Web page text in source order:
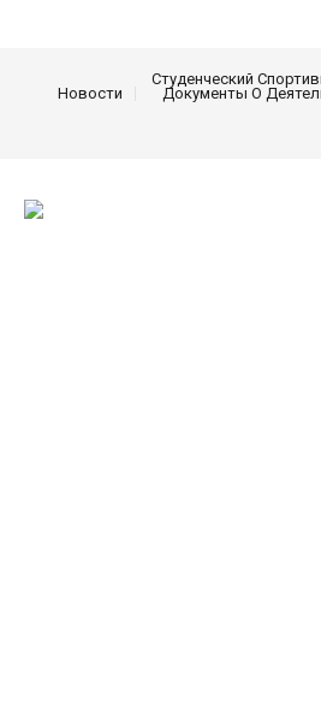
Новости
Студенческий
Документы О